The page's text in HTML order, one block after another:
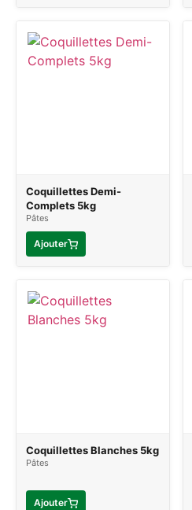
Coquillettes Demi-
Complets 5kg
Pâtes
Ajouter
Coquillettes Blanches 5kg
Pâtes
Ajouter